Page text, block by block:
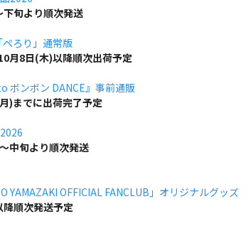
下旬より順次発送
ろり」通常版
月8日(木)以降順次出荷予定
ボンボン DANCE』事前通販
)までに出荷完了予定
中旬より順次発送
YAMAZAKI OFFICIAL FANCLUB」オリジナルグッズ
降順次発送予定